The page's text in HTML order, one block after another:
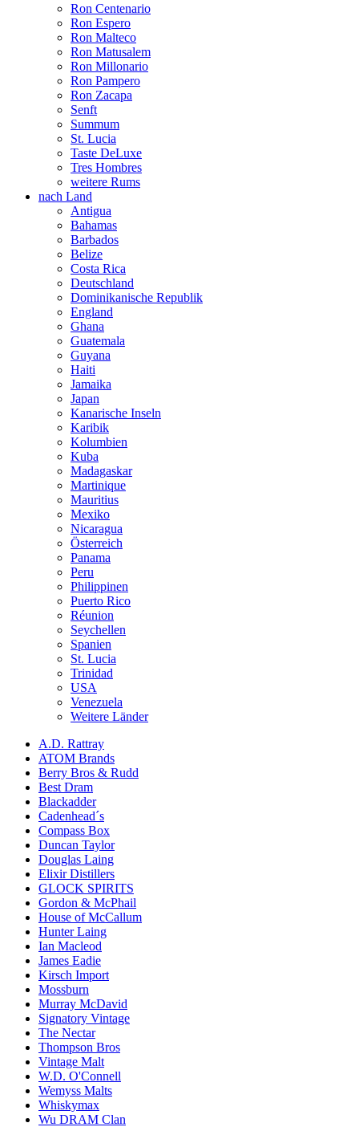
Ron Centenario
Ron Espero
Ron Malteco
Ron Matusalem
Ron Millonario
Ron Pampero
Ron Zacapa
Senft
Summum
St. Lucia
Taste DeLuxe
Tres Hombres
weitere Rums
nach Land
Antigua
Bahamas
Barbados
Belize
Costa Rica
Deutschland
Dominikanische Republik
England
Ghana
Guatemala
Guyana
Haiti
Jamaika
Japan
Kanarische Inseln
Karibik
Kolumbien
Kuba
Madagaskar
Martinique
Mauritius
Mexiko
Nicaragua
Österreich
Panama
Peru
Philippinen
Puerto Rico
Réunion
Seychellen
Spanien
St. Lucia
Trinidad
USA
Venezuela
Weitere Länder
A.D. Rattray
ATOM Brands
Berry Bros & Rudd
Best Dram
Blackadder
Cadenhead´s
Compass Box
Duncan Taylor
Douglas Laing
Elixir Distillers
GLOCK SPIRITS
Gordon & McPhail
House of McCallum
Hunter Laing
Ian Macleod
James Eadie
Kirsch Import
Mossburn
Murray McDavid
Signatory Vintage
The Nectar
Thompson Bros
Vintage Malt
W.D. O'Connell
Wemyss Malts
Whiskymax
Wu DRAM Clan